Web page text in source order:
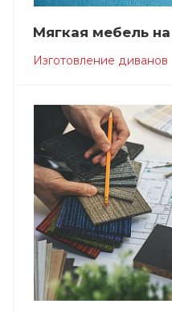
Мягкая мебель на
Изготовление диванов